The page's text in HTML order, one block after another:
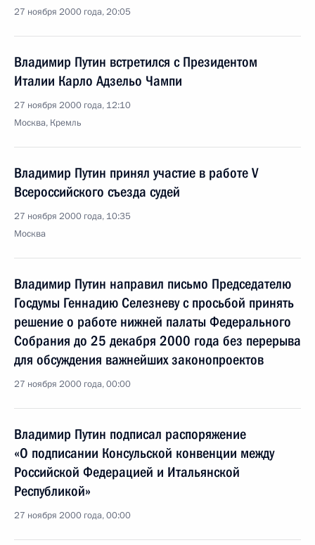
27 ноября 2000 года, 20:05
Владимир Путин встретился с Президентом
Италии Карло Адзельо Чампи
27 ноября 2000 года, 12:10
Москва, Кремль
Владимир Путин принял участие в работе V
Всероссийского съезда судей
27 ноября 2000 года, 10:35
Москва
Владимир Путин направил письмо Председателю
Госдумы Геннадию Селезневу с просьбой принять
решение о работе нижней палаты Федерального
Собрания до 25 декабря 2000 года без перерыва
для обсуждения важнейших законопроектов
27 ноября 2000 года, 00:00
Владимир Путин подписал распоряжение
«О подписании Консульской конвенции между
Российской Федерацией и Итальянской
Республикой»
27 ноября 2000 года, 00:00